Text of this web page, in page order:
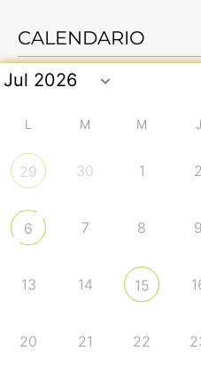
CALENDARIO
L M M J
29 30 1 2
6 7 8 9
13 14 15
20 21 22